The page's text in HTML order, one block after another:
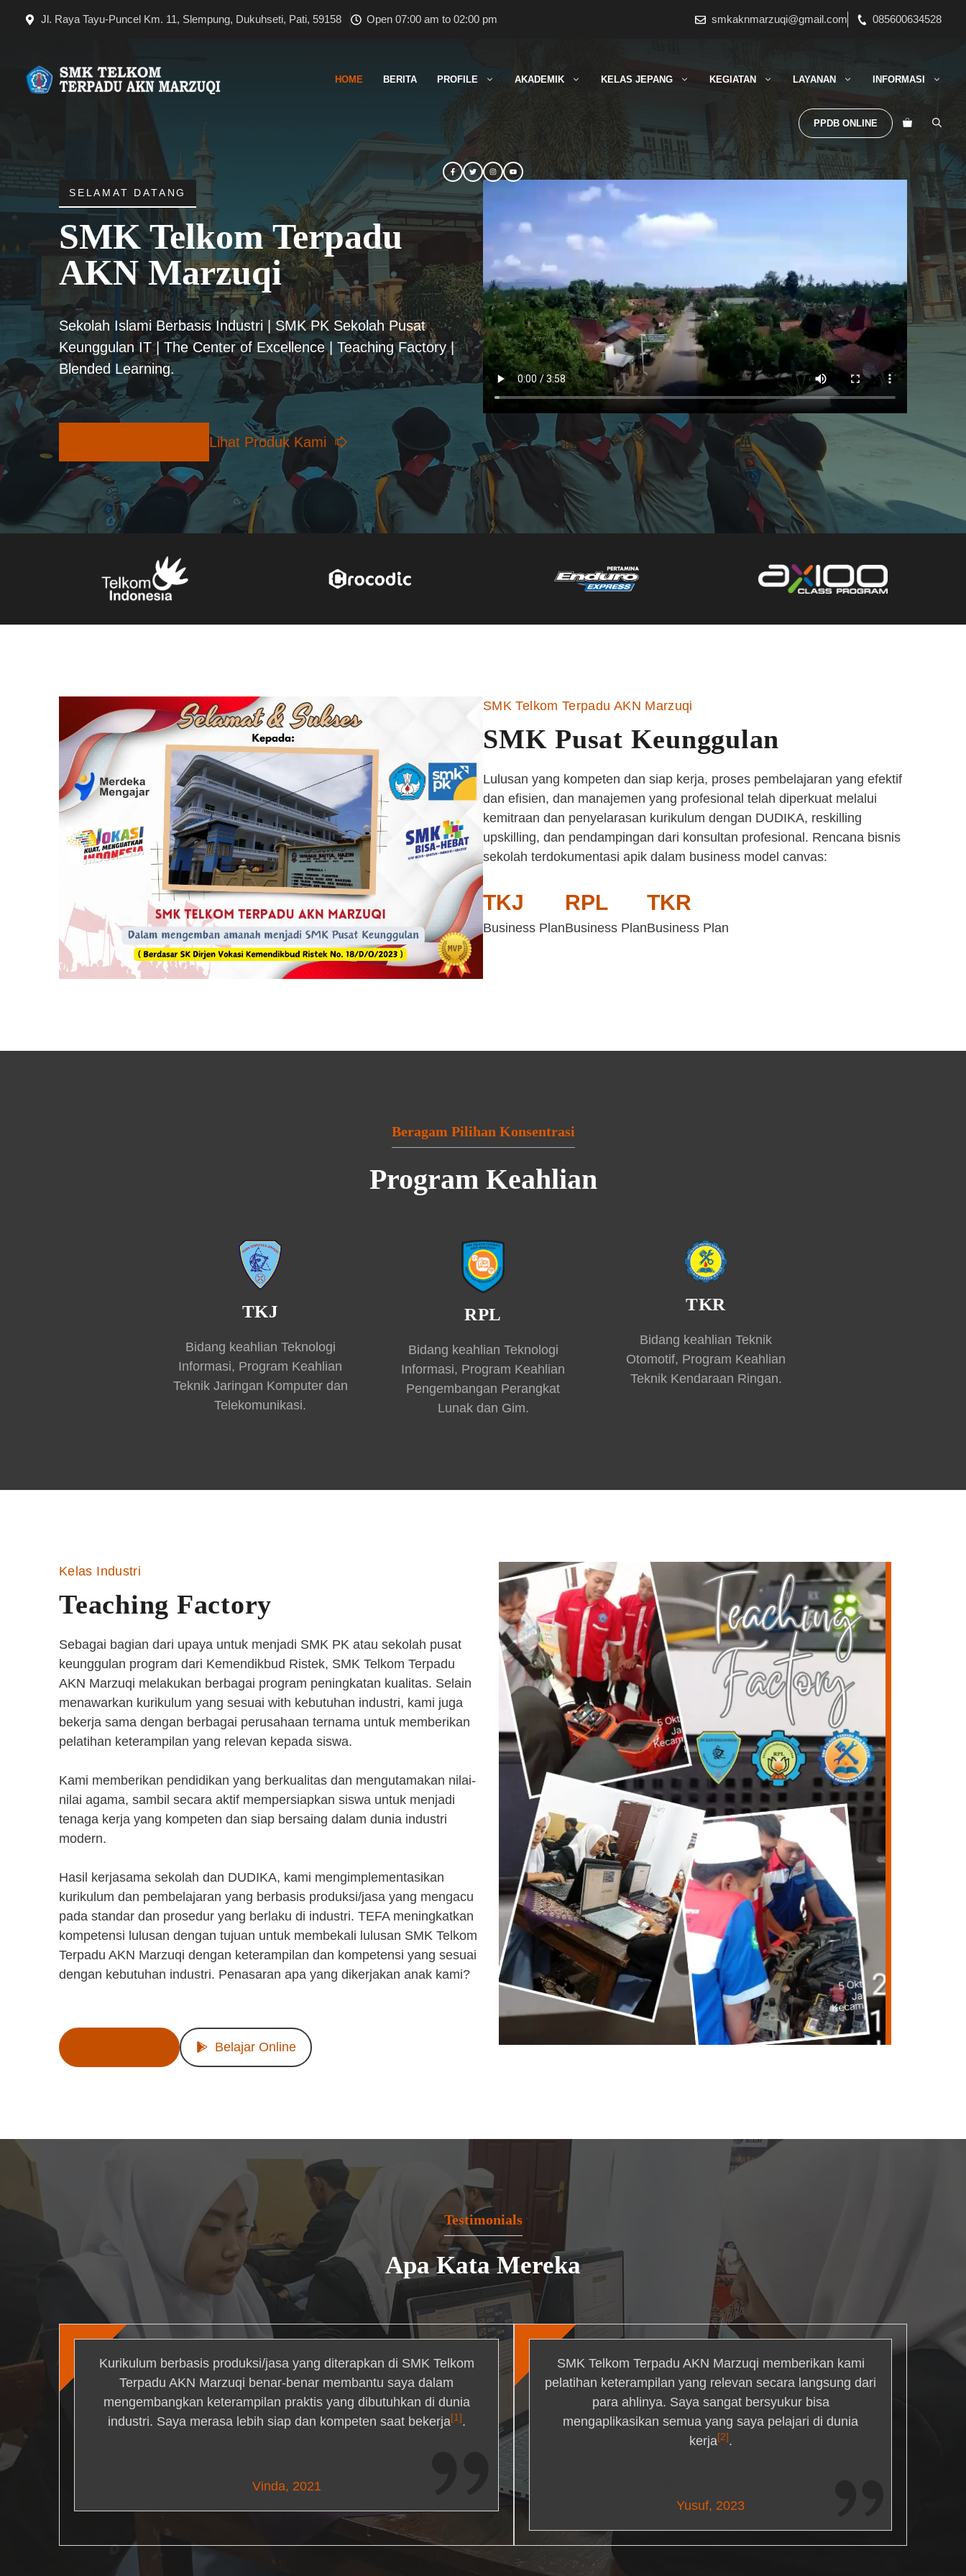
Jl. Raya Tayu-Puncel Km. 11, Slempung, Dukuhseti, Pati, 59158 Open 07:00 am to 02:00 pm smkaknmarzuqi@gmail.com 085600634528
HOME BERITA PROFILE AKADEMIK KELAS JEPANG KEGIATAN LAYANAN INFORMASI
PPDB ONLINE
SELAMAT DATANG
SMK Telkom Terpadu
AKN Marzuqi
Sekolah Islami Berbasis Industri | SMK PK Sekolah Pusat
Keunggulan IT | The Center of Excellence | Teaching Factory |
Blended Learning.
Lihat Produk Kami
SMK Telkom Terpadu AKN Marzuqi
SMK Pusat Keunggulan
Lulusan yang kompeten dan siap kerja, proses pembelajaran yang efektif
dan efisien, dan manajemen yang profesional telah diperkuat melalui
kemitraan dan penyelarasan kurikulum dengan DUDIKA, reskilling
upskilling, dan pendampingan dari konsultan profesional. Rencana bisnis
sekolah terdokumentasi apik dalam business model canvas:
TKJ
Business Plan
RPL
Business Plan
TKR
Business Plan
Beragam Pilihan Konsentrasi
Program Keahlian
TKJ
Bidang keahlian Teknologi
Informasi, Program Keahlian
Teknik Jaringan Komputer dan
Telekomunikasi.
RPL
Bidang keahlian Teknologi
Informasi, Program Keahlian
Pengembangan Perangkat
Lunak dan Gim.
TKR
Bidang keahlian Teknik
Otomotif, Program Keahlian
Teknik Kendaraan Ringan.
Kelas Industri
Teaching Factory
Sebagai bagian dari upaya untuk menjadi SMK PK atau sekolah pusat
keunggulan program dari Kemendikbud Ristek, SMK Telkom Terpadu
AKN Marzuqi melakukan berbagai program peningkatan kualitas. Selain
menawarkan kurikulum yang sesuai with kebutuhan industri, kami juga
bekerja sama dengan berbagai perusahaan ternama untuk memberikan
pelatihan keterampilan yang relevan kepada siswa.
Kami memberikan pendidikan yang berkualitas dan mengutamakan nilai-
nilai agama, sambil secara aktif mempersiapkan siswa untuk menjadi
tenaga kerja yang kompeten dan siap bersaing dalam dunia industri
modern.
Hasil kerjasama sekolah dan DUDIKA, kami mengimplementasikan
kurikulum dan pembelajaran yang berbasis produksi/jasa yang mengacu
pada standar dan prosedur yang berlaku di industri. TEFA meningkatkan
kompetensi lulusan dengan tujuan untuk membekali lulusan SMK Telkom
Terpadu AKN Marzuqi dengan keterampilan dan kompetensi yang sesuai
dengan kebutuhan industri. Penasaran apa yang dikerjakan anak kami?
Belajar Online
Testimonials
Apa Kata Mereka
Kurikulum berbasis produksi/jasa yang diterapkan di SMK Telkom
Terpadu AKN Marzuqi benar-benar membantu saya dalam
mengembangkan keterampilan praktis yang dibutuhkan di dunia
industri. Saya merasa lebih siap dan kompeten saat bekerja[1].
Vinda, 2021
SMK Telkom Terpadu AKN Marzuqi memberikan kami
pelatihan keterampilan yang relevan secara langsung dari
para ahlinya. Saya sangat bersyukur bisa
mengaplikasikan semua yang saya pelajari di dunia
kerja[2].
Yusuf, 2023